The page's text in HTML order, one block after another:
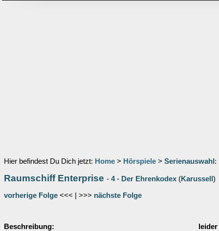
Hier befindest Du Dich jetzt: Home > Hörspiele > Serienauswahl :
Raumschiff Enterprise - 4- Der Ehrenkodex (Karussell )
vorherige Folge <<< | >>> nächste Folge
Beschreibung: